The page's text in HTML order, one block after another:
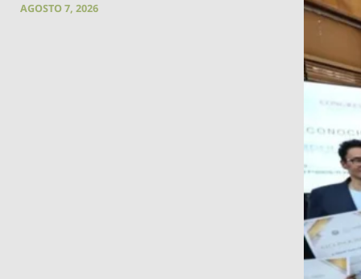
AGOSTO 7, 2026